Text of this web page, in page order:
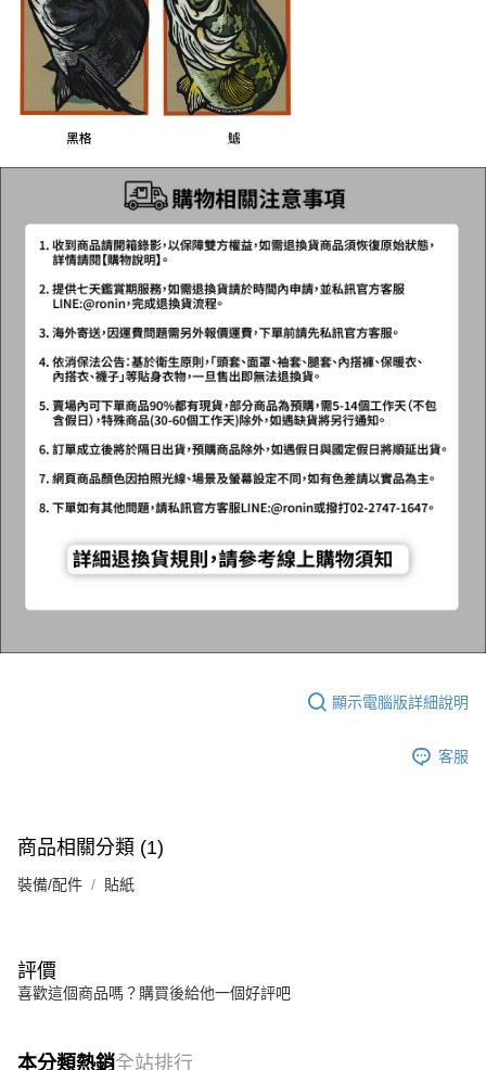
顯示電腦版詳細說明
客服
商品相關分類 (1)
裝備/配件 貼紙
評價
喜歡這個商品嗎？購買後給他一個好評吧
本分類熱銷全站排行